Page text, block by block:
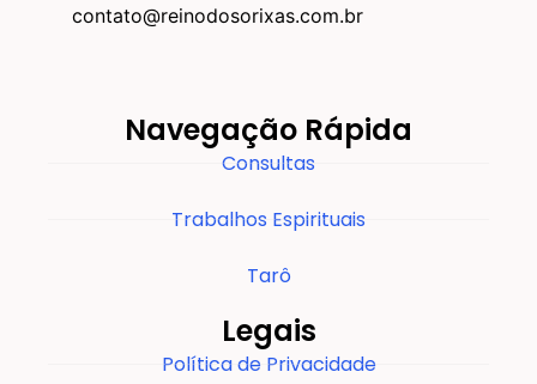
contato@reinodosorixas.com.br
Navegação Rápida
Consultas
Trabalhos Espirituais
Tarô
Legais
Política de Privacidade